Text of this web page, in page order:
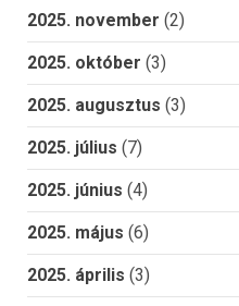
2025. november (2)
2025. október (3)
2025. augusztus (3)
2025. július (7)
2025. június (4)
2025. május (6)
2025. április (3)